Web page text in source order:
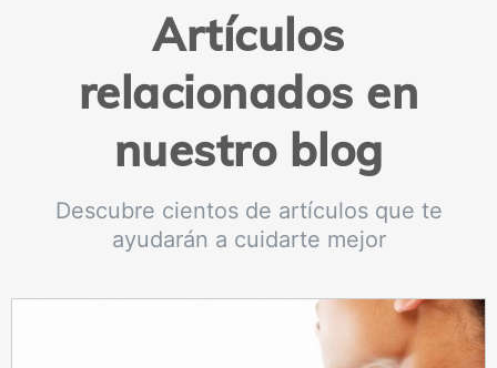
Artículos
relacionados en
nuestro blog
Descubre cientos de artículos que te
ayudarán a cuidarte mejor